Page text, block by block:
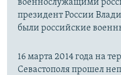
военнослужащими
президент России
были российские
16 марта 2014 года на
Севастополя прошел